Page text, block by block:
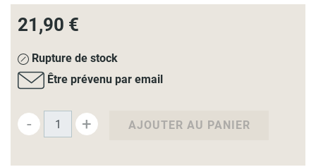
21,90 €
Rupture de stock
Être prévenu par email
- + AJOUTER AU PANIER